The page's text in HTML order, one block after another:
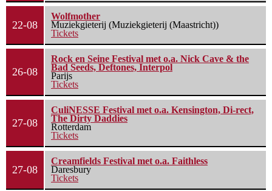
22-08
Wolfmother
Muziekgieterij (Muziekgieterij (Maastricht))
Tickets
26-08
Rock en Seine Festival met o.a. Nick Cave & the
Bad Seeds, Deftones, Interpol
Parijs
Tickets
27-08
CuliNESSE Festival met o.a. Kensington, Di-rect,
The Dirty Daddies
Rotterdam
Tickets
27-08
Creamfields Festival met o.a. Faithless
Daresbury
Tickets